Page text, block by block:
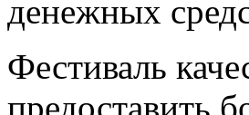
денежных
Фестиваль
предоставить